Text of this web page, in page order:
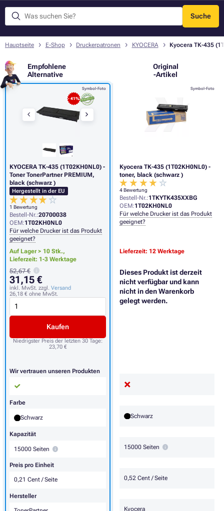
Suche
Menü
Hauptseite E-Shop Druckerpatronen KYOCERA Kyocera TK-435
Empfohlene
Alternative
Original
-Artikel
Symbol-Foto
Kyocera TK-435 (1T02KH0NL0) -
toner, black (schwarz )
4 Bewertung
Bestell-Nr.:1TKYTK435XXBG
OEM:1T02KH0NL0
Für welche Drucker ist das Produkt
geeignet?
Lieferzeit: 12 Werktage
Dieses Produkt ist derzeit
nicht verfügbar und kann
nicht in den Warenkorb
gelegt werden.
Schwarz
15000 Seiten
0,52 Cent / Seite
Kyocera
Symbol-Foto
- 41%
KYOCERA TK-435 (1T02KH0NL0) -
Toner TonerPartner PREMIUM,
black (schwarz )
Hergestellt in der EU
1 Bewertung
Bestell-Nr.:20700038
OEM:1T02KH0NL0
Für welche Drucker ist das Produkt
geeignet?
Auf Lager > 10 Stk.,
Lieferzeit: 1-3 Werktage
52,67 €
31,15 €
inkl. MwSt. zzgl. Versand
26,18 € ohne MwSt.
Kaufen
Niedrigster Preis der letzten 30 Tage:
23,70 €
Wir vertrauen unseren Produkten
Farbe
Schwarz
Kapazität
15000 Seiten
Preis pro Einheit
0,21 Cent / Seite
Hersteller